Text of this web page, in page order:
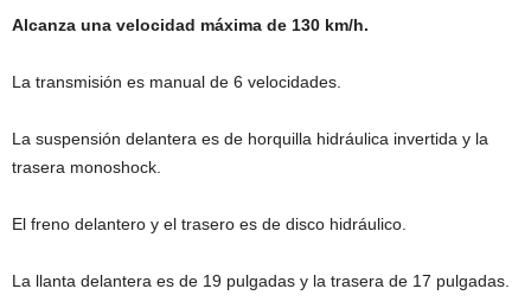
Alcanza una velocidad máxima de 130 km/h.
La transmisión es manual de 6 velocidades.
La suspensión delantera es de horquilla hidráulica invertida y la
trasera monoshock.
El freno delantero y el trasero es de disco hidráulico.
La llanta delantera es de 19 pulgadas y la trasera de 17 pulgadas.